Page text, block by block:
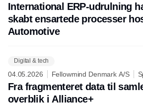
International ERP-udrulning
skabt ensartede processer
Automotive
Digital & tech
04.05.2026 Fellowmind Denmark A/S
Fra fragmenteret data til
overblik i Alliance+